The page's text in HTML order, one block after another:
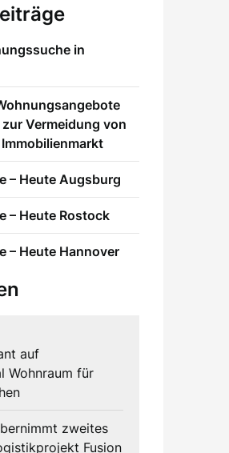
in
Vermeidung von
– Heute Augsburg
– Heute Rostock
– Heute Hannover
auf
Wohnraum für
zweites
Fusion